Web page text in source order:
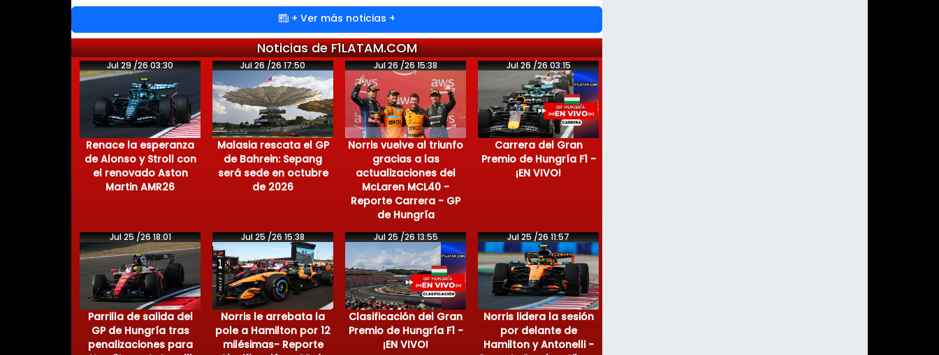
+ Ver más noticias +
Noticias de F1LATAM.COM
Jul 29 /26 03:30
Renace la esperanza
de Alonso y Stroll con
el renovado Aston
Martin AMR26
Jul 26 /26 17:50
Malasia rescata el GP
de Bahrein: Sepang
será sede en octubre
de 2026
Jul 26 /26 15:38
Norris vuelve al triunfo
gracias a las
actualizaciones del
McLaren MCL40 -
Reporte Carrera - GP
de Hungría
Jul 26 /26 03:15
Carrera del Gran
Premio de Hungría F1 -
¡EN VIVO!
Jul 25 /26 18:01
Parrilla de salida del
GP de Hungría tras
penalizaciones para
Jul 25 /26 15:38
Norris le arrebata la
pole a Hamilton por 12
milésimas- Reporte
Jul 25 /26 13:55
Clasificación del Gran
Premio de Hungría F1 -
¡EN VIVO!
Jul 25 /26 11:57
Norris lidera la sesión
por delante de
Hamilton y Antonelli -